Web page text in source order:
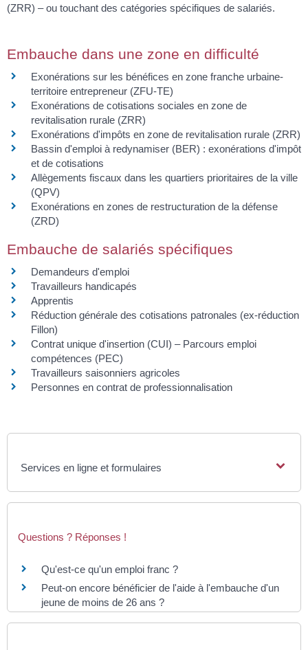
(ZRR) – ou touchant des catégories spécifiques de salariés.
Embauche dans une zone en difficulté
Exonérations sur les bénéfices en zone franche urbaine-
territoire entrepreneur (ZFU-TE)
Exonérations de cotisations sociales en zone de
revitalisation rurale (ZRR)
Exonérations d'impôts en zone de revitalisation rurale (ZRR)
Bassin d'emploi à redynamiser (BER) : exonérations d'impôt
et de cotisations
Allègements fiscaux dans les quartiers prioritaires de la ville
(QPV)
Exonérations en zones de restructuration de la défense
(ZRD)
Embauche de salariés spécifiques
Demandeurs d'emploi
Travailleurs handicapés
Apprentis
Réduction générale des cotisations patronales (ex-réduction
Fillon)
Contrat unique d'insertion (CUI) – Parcours emploi
compétences (PEC)
Travailleurs saisonniers agricoles
Personnes en contrat de professionnalisation
Services en ligne et formulaires
Questions ? Réponses !
Qu'est-ce qu'un emploi franc ?
Peut-on encore bénéficier de l'aide à l'embauche d'un
jeune de moins de 26 ans ?